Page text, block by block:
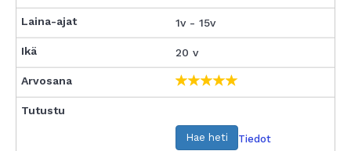
1v - 15v
20 v
Hae heti Tiedot